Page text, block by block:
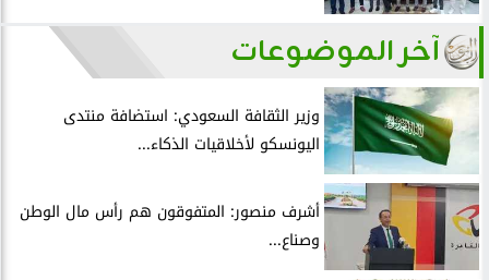
آخر الموضوعات
وزير الثقافة السعودي: استضافة منتدى
اليونسكو لأخلاقيات الذكاء...
أشرف منصور: المتفوقون هم رأس مال الوطن
وصناع...